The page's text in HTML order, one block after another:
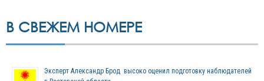
В СВЕЖЕМ НОМЕРЕ
Эксперт Александр Брод высоко оценил подготовку наблюдателей